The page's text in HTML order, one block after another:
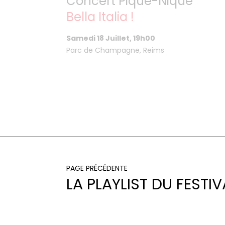
Bella Italia !
Samedi 18 Juillet, 19h00
Parc de Champagne, Reims
PAGE PRÉCÉDENTE
LA PLAYLIST DU